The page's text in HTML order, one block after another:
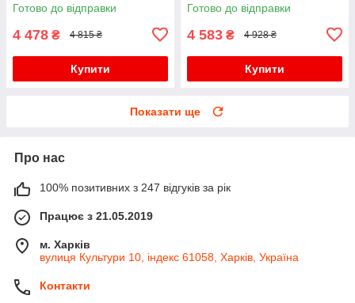
Готово до відправки
4 478 ₴ 4 815 ₴
Купити
Готово до відправки
4 583 ₴ 4 928 ₴
Купити
Показати ще
Про нас
100% позитивних з 247 відгуків за рік
Працює з 21.05.2019
м. Харків
вулиця Культури 10, індекс 61058, Харків, Україна
Контакти